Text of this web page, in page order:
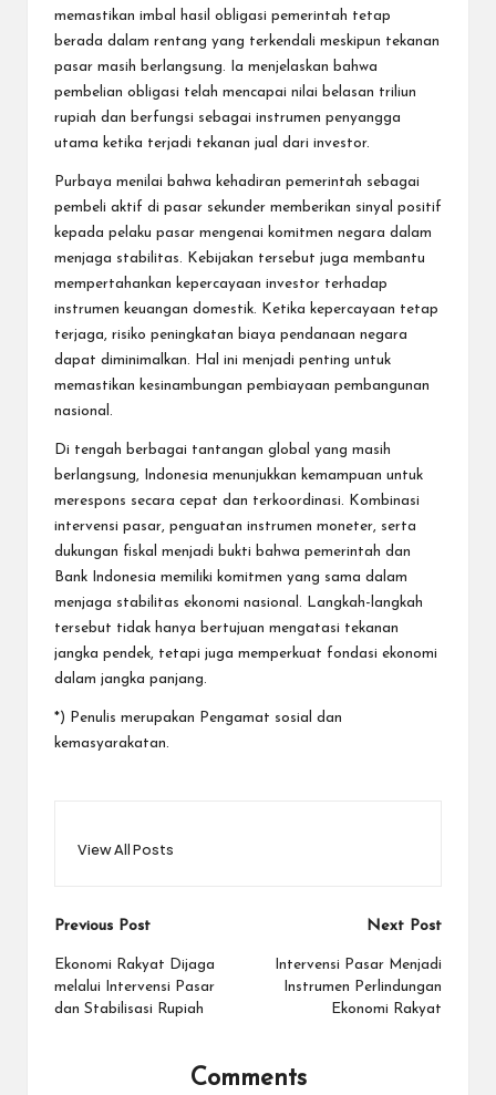
memastikan imbal hasil obligasi pemerintah tetap
berada dalam rentang yang terkendali meskipun tekanan
pasar masih berlangsung. Ia menjelaskan bahwa
pembelian obligasi telah mencapai nilai belasan triliun
rupiah dan berfungsi sebagai instrumen penyangga
utama ketika terjadi tekanan jual dari investor.
Purbaya menilai bahwa kehadiran pemerintah sebagai
pembeli aktif di pasar sekunder memberikan sinyal positif
kepada pelaku pasar mengenai komitmen negara dalam
menjaga stabilitas. Kebijakan tersebut juga membantu
mempertahankan kepercayaan investor terhadap
instrumen keuangan domestik. Ketika kepercayaan tetap
terjaga, risiko peningkatan biaya pendanaan negara
dapat diminimalkan. Hal ini menjadi penting untuk
memastikan kesinambungan pembiayaan pembangunan
nasional.
Di tengah berbagai tantangan global yang masih
berlangsung, Indonesia menunjukkan kemampuan untuk
merespons secara cepat dan terkoordinasi. Kombinasi
intervensi pasar, penguatan instrumen moneter, serta
dukungan fiskal menjadi bukti bahwa pemerintah dan
Bank Indonesia memiliki komitmen yang sama dalam
menjaga stabilitas ekonomi nasional. Langkah-langkah
tersebut tidak hanya bertujuan mengatasi tekanan
jangka pendek, tetapi juga memperkuat fondasi ekonomi
dalam jangka panjang.
*) Penulis merupakan Pengamat sosial dan
kemasyarakatan.
View All Posts
Post
navigation
Previous Post
Ekonomi Rakyat Dijaga
melalui Intervensi Pasar
dan Stabilisasi Rupiah
Next Post
Intervensi Pasar Menjadi
Instrumen Perlindungan
Ekonomi Rakyat
Comments